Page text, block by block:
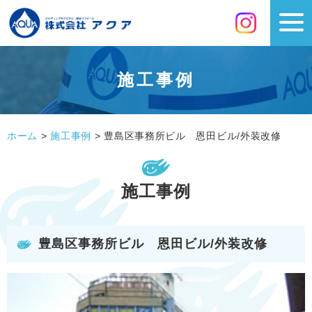
施工事例
ホーム >施工事例 > 豊島区事務所ビル 恩田ビル/外装改修
施工事例
豊島区事務所ビル 恩田ビル/外装改修